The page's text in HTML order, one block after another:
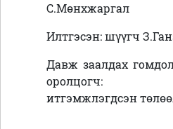
С.Мөнхжаргал
Илтгэсэн: шүүгч
Давж заалдах
оролцогч:
итгэмжлэгдсэн